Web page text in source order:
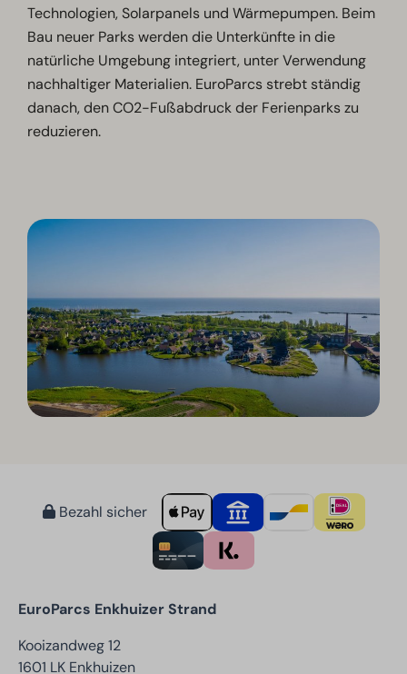
Technologien, Solarpanels und Wärmepumpen. Beim
Bau neuer Parks werden die Unterkünfte in die
natürliche Umgebung integriert, unter Verwendung
nachhaltiger Materialien. EuroParcs strebt ständig
danach, den CO2-Fußabdruck der Ferienparks zu
reduzieren.
Bezahl sicher
EuroParcs Enkhuizer Strand
Kooizandweg 12
1601 LK Enkhuizen